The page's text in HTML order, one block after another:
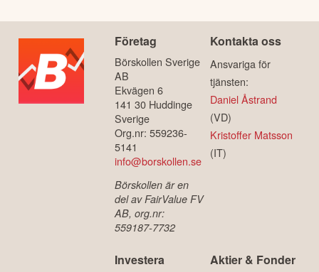
Företag
Börskollen Sverige
AB
Ekvägen 6
141 30 Huddinge
Sverige
Org.nr: 559236-
5141
info@borskollen.se
Börskollen är en
del av FairValue FV
AB, org.nr:
559187-7732
Kontakta oss
Ansvariga för
tjänsten:
Daniel Åstrand
(VD)
Kristoffer Matsson
(IT)
Investera Aktier & Fonder